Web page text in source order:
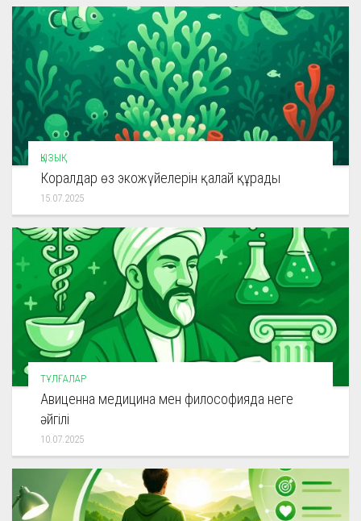
ҚЫЗЫҚ
Коралдар өз экожүйелерін қалай құрады
15.07.2025
ТҰЛҒАЛАР
Авиценна медицина мен философияда неге
әйгілі
10.07.2025